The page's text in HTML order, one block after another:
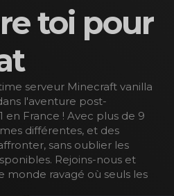
toi pour
serveur Minecraft vanilla
l'aventure post-
France ! Avec plus de 9
différentes, et des
sans oublier les
Rejoins-nous et
monde ravagé où seuls les